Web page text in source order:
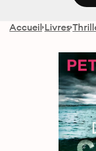
Accueil Livres